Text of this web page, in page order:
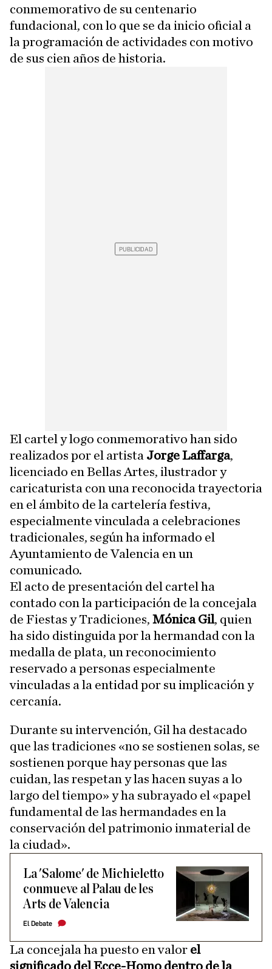
conmemorativo de su centenario
fundacional, con lo que se da inicio oficial a
la programación de actividades con motivo
de sus cien años de historia.
El cartel y logo conmemorativo han sido
realizados por el artista Jorge Laffarga,
licenciado en Bellas Artes, ilustrador y
caricaturista con una reconocida trayectoria
en el ámbito de la cartelería festiva,
especialmente vinculada a celebraciones
tradicionales, según ha informado el
Ayuntamiento de Valencia en un
comunicado.
El acto de presentación del cartel ha
contado con la participación de la concejala
de Fiestas y Tradiciones, Mónica Gil, quien
ha sido distinguida por la hermandad con la
medalla de plata, un reconocimiento
reservado a personas especialmente
vinculadas a la entidad por su implicación y
cercanía.
Durante su intervención, Gil ha destacado
que las tradiciones «no se sostienen solas, se
sostienen porque hay personas que las
cuidan, las respetan y las hacen suyas a lo
largo del tiempo» y ha subrayado el «papel
fundamental de las hermandades en la
conservación del patrimonio inmaterial de
la ciudad».
La 'Salome' de Michieletto
conmueve al Palau de les
Arts de Valencia
El Debate
La concejala ha puesto en valor el
significado del Ecce-Homo dentro de la